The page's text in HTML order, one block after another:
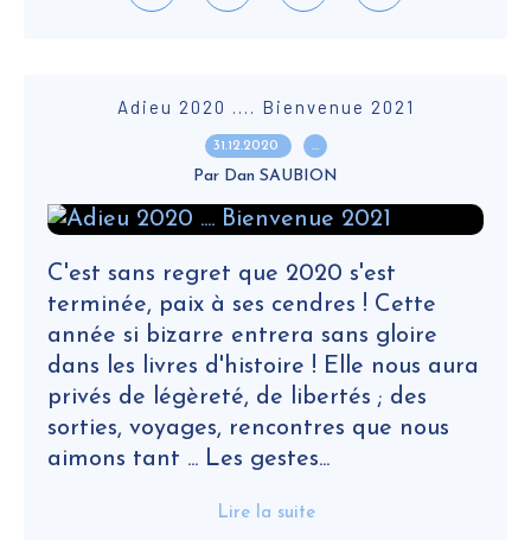
Adieu 2020 .... Bienvenue 2021
31.12.2020 …
Par Dan SAUBION
C'est sans regret que 2020 s'est
terminée, paix à ses cendres ! Cette
année si bizarre entrera sans gloire
dans les livres d'histoire ! Elle nous aura
privés de légèreté, de libertés ; des
sorties, voyages, rencontres que nous
aimons tant ... Les gestes...
Lire la suite